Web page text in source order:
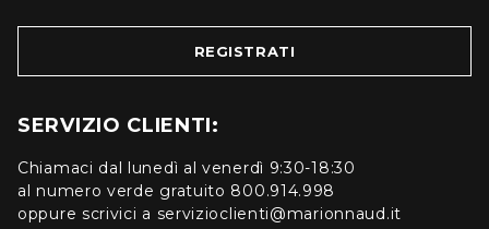
REGISTRATI
SERVIZIO CLIENTI:
Chiamaci dal lunedì al venerdì 9:30-18:30
al numero verde gratuito 800.914.998
oppure scrivici a servizioclienti@marionnaud.it